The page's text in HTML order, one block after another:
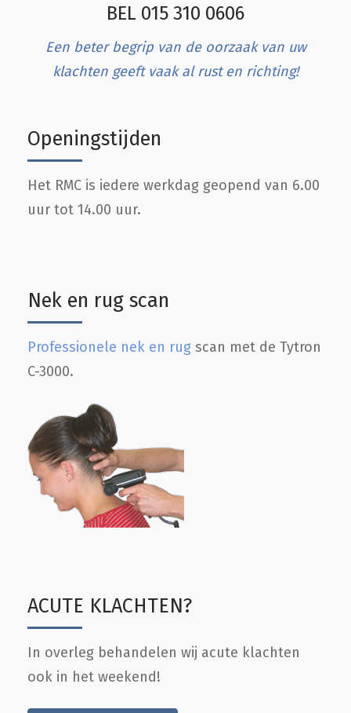
Openingstijden
Het RMC is iedere werkdag geopend van 6.00
uur tot 14.00 uur.
Nek en rug scan
Professionele nek en rug scan met de Tytron
C-3000.
ACUTE KLACHTEN?
In overleg behandelen wij acute klachten
ook in het weekend!
BEL 015 310 0606
Een beter begrip van de oorzaak van uw
klachten geeft vaak al rust en richting!